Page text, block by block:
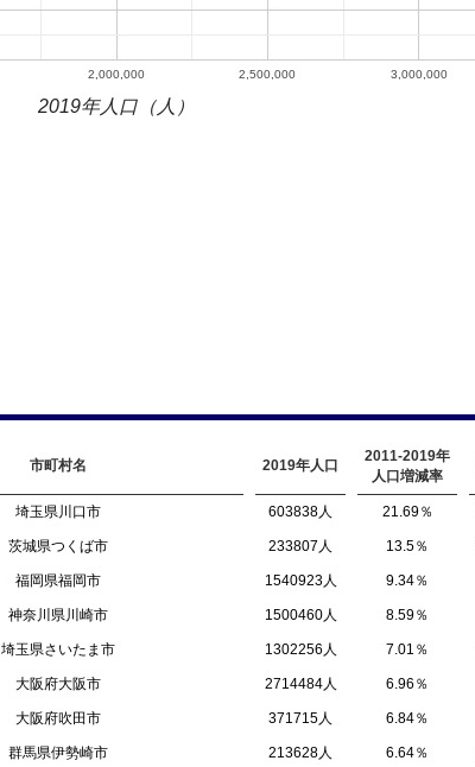
2,000,000 2,500,000 3,000,000
2019年人口（人）
市町村名 2019年人口
2011-2019年
人口増減率
埼玉県川口市 603838人 21.69％
茨城県つくば市 233807人 13.5％
福岡県福岡市 1540923人 9.34％
神奈川県川崎市 1500460人 8.59％
埼玉県さいたま市 1302256人 7.01％
大阪府大阪市 2714484人 6.96％
大阪府吹田市 371715人 6.84％
群馬県伊勢崎市 213628人 6.64％